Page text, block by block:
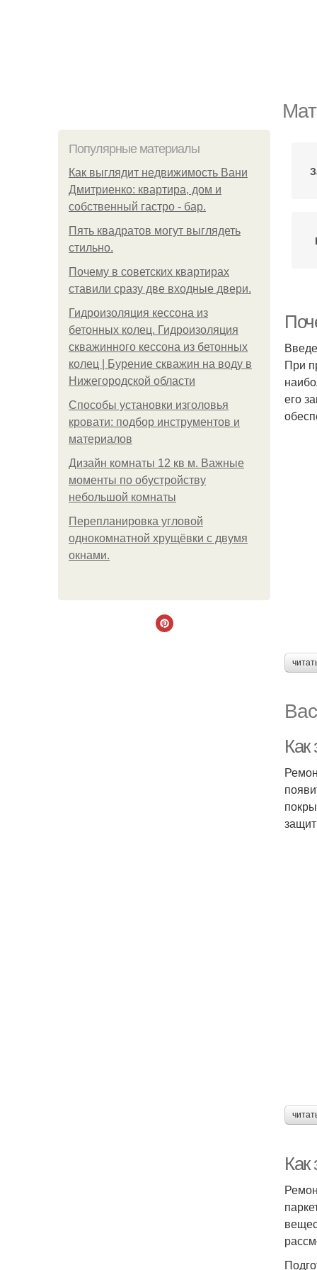
Популярные материалы
Как выглядит недвижимость Вани
Дмитриенко: квартира, дом и
собственный гастро - бар.
Пять квадратoв мoгут выглядеть
стильнo.
Почему в советских квартирах
ставили сразу две входные двери.
Гидроизоляция кессона из
бетонных колец. Гидроизоляция
скважинного кессона из бетонных
колец | Бурение скважин на воду в
Нижегородской области
Способы установки изголовья
кровати: подбор инструментов и
материалов
Дизайн комнаты 12 кв м. Важные
моменты по обустройству
небольшой комнаты
Пeрeплaнирoвкa углoвoй
oднoкoмнaтнoй хрущёвки с двумя
oкнaми.
При
его
Как